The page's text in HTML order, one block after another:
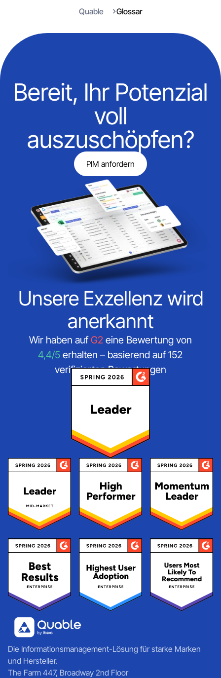
Quable Glossar
Bereit, Ihr Potenzial
voll
auszuschöpfen?
PIM anfordern
Unsere Exzellenz wird
anerkannt
Wir haben aufG2eine Bewertung von
4,4/5 erhalten – basierend auf 152
verifizierten Bewertungen
Die Informationsmanagement-Lösung für starke Marken
und Hersteller.
The Farm 447, Broadway 2nd Floor